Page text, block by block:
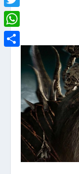
c
e
b
i
n
k
T
w
i
W